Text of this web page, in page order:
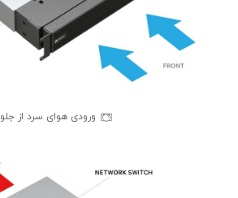
ورودی هوای سرد از جلو